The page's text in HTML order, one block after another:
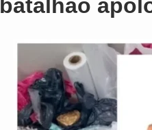
batalhao